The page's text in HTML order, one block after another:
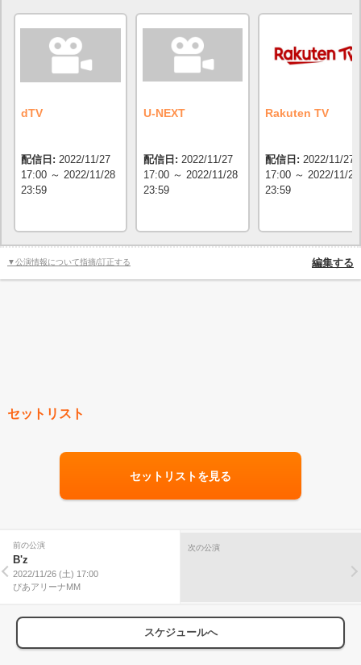
dTV
配信日: 2022/11/27
17:00 ～ 2022/11/28
23:59
U-NEXT
配信日: 2022/11/27
17:00 ～ 2022/11/28
23:59
Rakuten TV
配信日: 2022/11/27
17:00 ～ 2022/11/28
23:59
▼公演情報について指摘/訂正する 編集する
セットリスト
セットリストを見る
前の公演
B'z
2022/11/26 (土) 17:00
ぴあアリーナMM
次の公演
スケジュールへ